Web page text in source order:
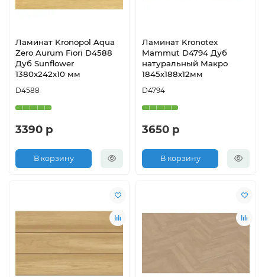
Ламинат Kronopol Aqua
Zero Aurum Fiori D4588
Дуб Sunflower
1380х242х10 мм
D4588
3390 р
В корзину
Ламинат Kronotex
Mammut D4794 Дуб
натуральный Макро
1845х188х12мм
D4794
3650 р
В корзину